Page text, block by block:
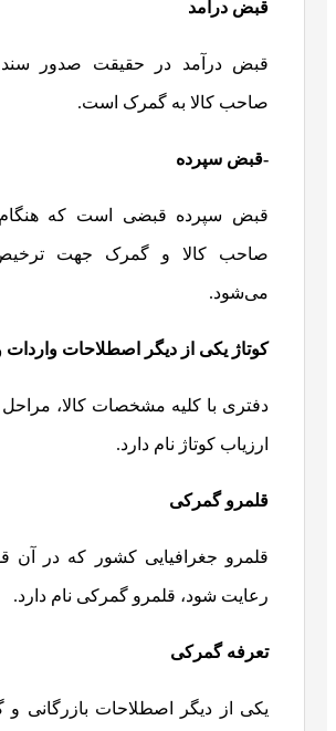
قبض درآمد
قبض درآمد در حقیقت صدور سند
صاحب کالا به گمرک است.
-قبض سپرده
قبض سپرده قبضی است که هنگام
صاحب کالا و گمرک جهت ترخیص
می‌شود.
کوتاژ یکی از دیگر اصطلاحات
دفتری با کلیه مشخصات کالا، مراحل
ارزیاب کوتاژ نام دارد.
قلمرو گمرکی
قلمرو جغرافیایی کشور که در آن
رعایت شود، قلمرو گمرکی نام دارد.
تعرفه گمرکی
یکی از دیگر اصطلاحات بازرگانی